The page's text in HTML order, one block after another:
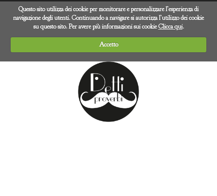
Questo sito utilizza dei cookie per monitorare e personalizzare l’esperienza di
navigazione degli utenti. Continuando a navigare si autorizza l’utilizzo dei cookie
su questo sito. Per avere più informazioni sui cookieClicca qui.
Accetto